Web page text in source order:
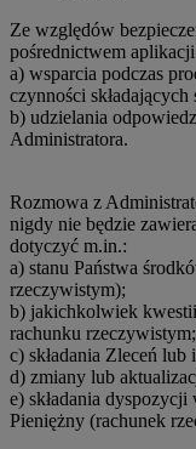
Ze względów
pośrednictwem
a) wsparcia podczas
czynności
b) udzielania
Administratora.
Rozmowa z
nigdy nie będzie
dotyczyć m.in.:
a) stanu Państwa
rzeczywistym);
b) jakichkolwiek
rachunku rzeczywistym;
c) składania Zleceń
d) zmiany lub
e) składania
Pieniężny (rachunek